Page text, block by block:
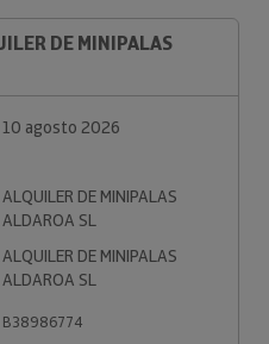
DE MINIPALAS
10 agosto 2026
ALQUILER DE MINIPALAS
ALDAROA SL
ALQUILER DE MINIPALAS
ALDAROA SL
B38986774